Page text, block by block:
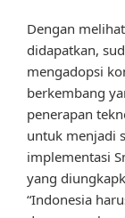
Dengan
didapatkan,
mengadopsi
berkembang
penerapan
untuk menjadi
implementasi
yang
“Indonesia